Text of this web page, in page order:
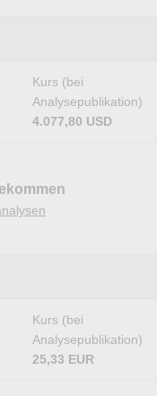
Kurs (bei
Analysepublikation)
4.077,80 USD
Kurs (bei
Analysepublikation)
25,33 EUR